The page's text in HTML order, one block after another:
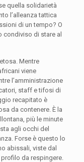
quella solidarietà
l’alleanza tattica
di un tempo? O
condiviso di stare al
Mentre
viene
l’amministrazione
staff e tifosi di
recapitato è
da contenere. È la
più le minute
agli occhi del
Forse è questo lo
abissali, viste dal
da respingere.